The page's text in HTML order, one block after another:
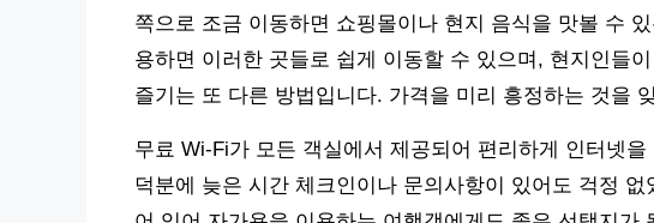
쪽으로 조금 이동하면 쇼핑몰이나 현지 음식을 맛볼 수
용하면 이러한 곳들로 쉽게 이동할 수 있으며, 현지인들
즐기는 또 다른 방법입니다. 가격을 미리 흥정하는 것을
무료 Wi-Fi가 모든 객실에서 제공되어 편리하게 인터넷
덕분에 늦은 시간 체크인이나 문의사항이 있어도 걱정